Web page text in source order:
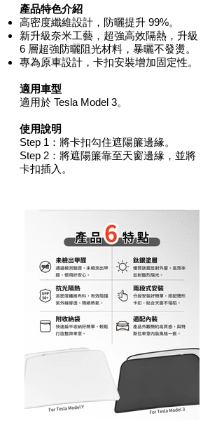
產品特色介紹
高密度纖維設計，防曬提升 99%。​
新升級奈米工藝，超強高效隔熱，升級
6 層超強防曬阻光材料，暴曬不發燙。
專為原車設計，卡扣安裝增加固定性。
適用車型
適用於 Tesla Model 3。
使用說明
Step 1：將卡扣勾住遮陽簾邊緣。
Step 2：將遮陽簾靠至天窗邊緣，並將
卡扣插入。